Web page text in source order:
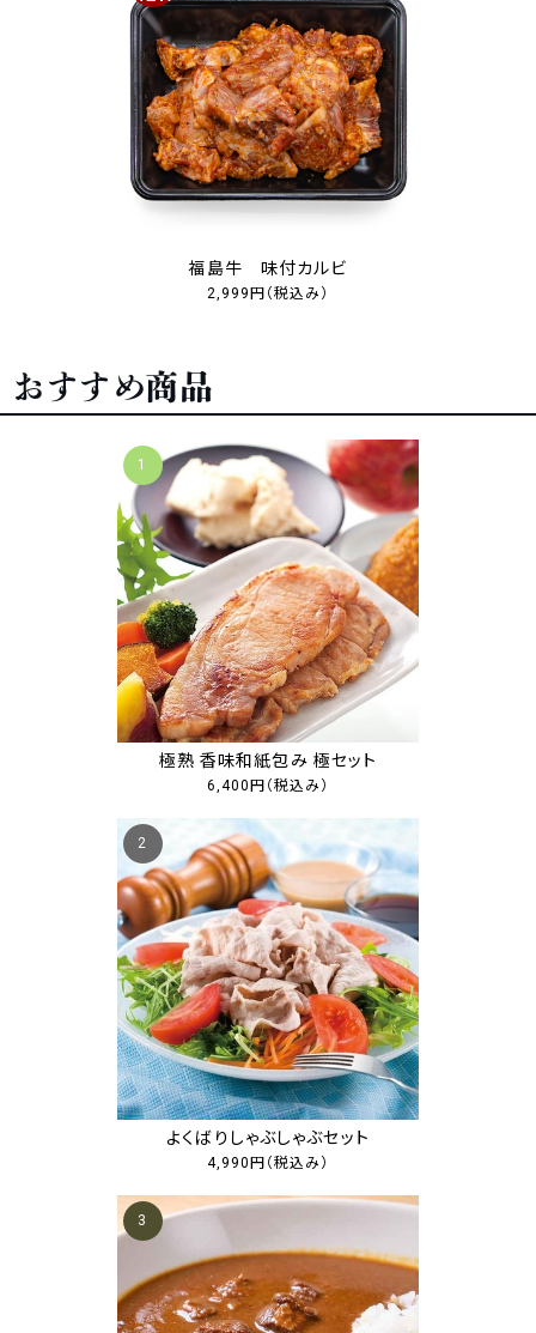
福島牛 味付カルビ
2,999円 （税込み）
おすすめ商品
1
極熟 香味和紙包み 極セット
6,400円 （税込み）
2
よくばりしゃぶしゃぶセット
4,990円 （税込み）
3